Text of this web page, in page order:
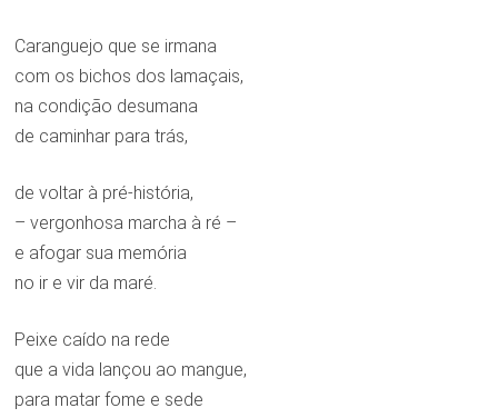
Caranguejo que se irmana
com os bichos dos lamaçais,
na condição desumana
de caminhar para trás,
de voltar à pré-história,
– vergonhosa marcha à ré –
e afogar sua memória
no ir e vir da maré.
Peixe caído na rede
que a vida lançou ao mangue,
para matar fome e sede